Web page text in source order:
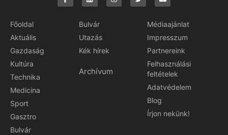
Főoldal
Aktuális
Gazdaság
Kultúra
Technika
Medicina
Sport
Gasztro
Bulvár
Bulvár
Utazás
Kék hírek
Archívum
Médiaajánlat
Impresszum
Partnereink
Felhasználási
feltételek
Adatvédelem
Blog
Írjon nekünk!